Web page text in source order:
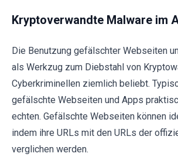
Kryptoverwandte Malware im
Die Benutzung gefälschter Webseiten
als Werkzug zum Diebstahl von
Cyberkriminellen ziemlich beliebt.
gefälschte Webseiten und Apps
echten. Gefälschte Webseiten können
indem ihre URLs mit den URLs der
verglichen werden.